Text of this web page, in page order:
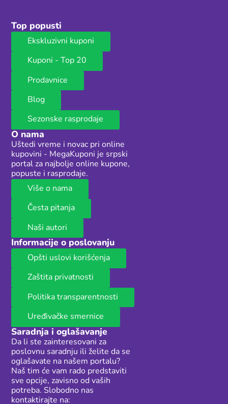
Top popusti
Ekskluzivni kuponi
Kuponi - Top 20
Prodavnice
Blog
Sezonske rasprodaje
O nama
Uštedi vreme i novac pri online
kupovini - MegaKuponi je srpski
portal za najbolje online kupone,
popuste i rasprodaje.
Više o nama
Česta pitanja
Naši autori
Informacije o poslovanju
Opšti uslovi korišćenja
Zaštita privatnosti
Politika transparentnosti
Uređivačke smernice
Saradnja i oglašavanje
Da li ste zainteresovani za
poslovnu saradnju ili želite da se
oglašavate na našem portalu?
Naš tim će vam rado predstaviti
sve opcije, zavisno od vaših
potreba. Slobodno nas
kontaktirajte na: